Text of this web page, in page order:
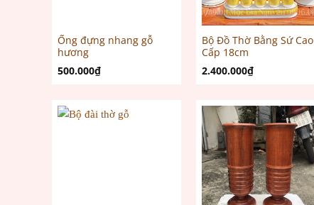
Ống đựng nhang gỗ
hương
500.000₫
Bộ Đồ Thờ Bằng Sứ Cao
Cấp 18cm
2.400.000₫